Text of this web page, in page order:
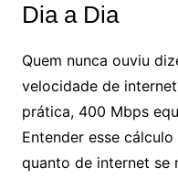
Dia a Dia
Quem nunca ouviu
velocidade de
prática, 400 Mbps
Entender esse
quanto de internet se